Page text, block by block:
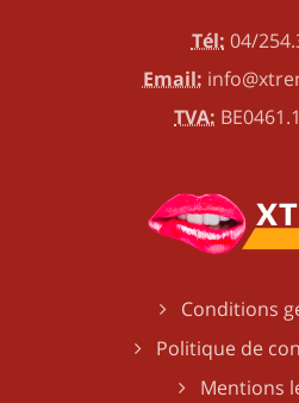
Tél: 04/
Email:
TVA:
Conditions
Politique de
Mentions